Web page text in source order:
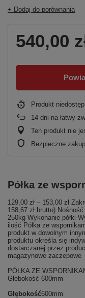
+ Dodaj do porównania
540,00
Produkt
14 dni na łatwy
Ten produkt nie
Bezpieczne
Półka ze
129,00 zł – 153,00 zł
158,67 zł brutto)
250kg Wykonanie półki
ilość Półka ze
produkt w dowolnym
produktu określa się
dostarczanej przez
magazynowe zaczepowe
PÓŁKA ZE
Głębokość 600mm
Głębokość600mm